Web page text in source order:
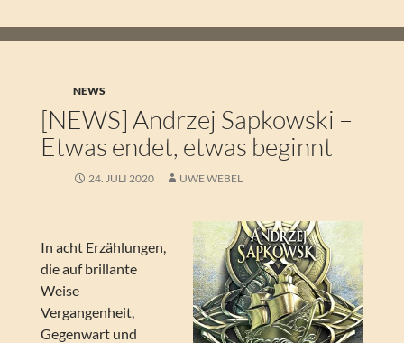
NEWS
[NEWS] Andrzej Sapkowski –
Etwas endet, etwas beginnt
24. JULI 2020 UWE WEBEL
In acht Erzählungen,
die auf brillante
Weise
Vergangenheit,
Gegenwart und